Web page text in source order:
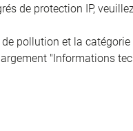
de protection IP,
de pollution et la
"Informations